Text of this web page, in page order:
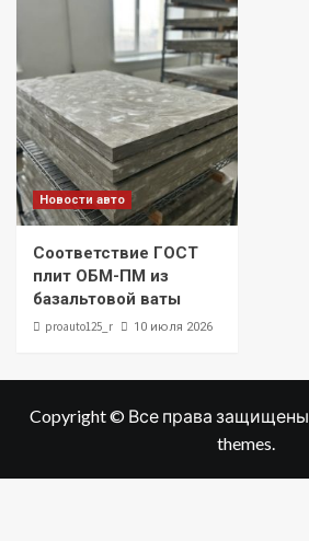
Новости авто
Соответствие ГОСТ
плит ОБМ-ПМ из
базальтовой ваты
proauto125_r 10 июля 2026
Copyright © Все права защищены.
themes.